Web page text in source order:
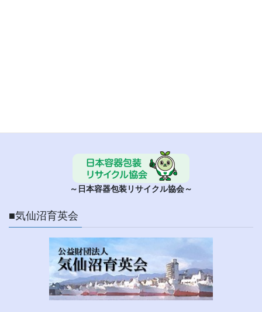
～日本容器包装リサイクル協会～
■気仙沼育英会